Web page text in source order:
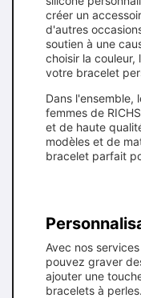
créer un
d'autres
soutien à une
choisir la couleur,
votre bracelet
Dans l'ensemble,
femmes de
et de haute
modèles et de
bracelet parfait
Avec nos
pouvez graver
ajouter une
bracelets à perles.